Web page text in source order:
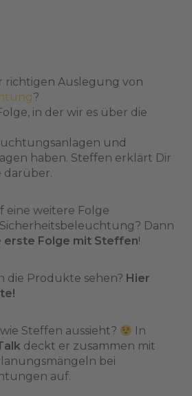
richtigen Auslegung von
?
in der wir es über die
und
haben. Steffen erklärt Dir
darüber.
eine weitere Folge
Dann
erste Folge mit Steffen!
die Produkte sehen? Hier
Steffen aussieht?
In
deckt er zusammen mit
bei
auf.